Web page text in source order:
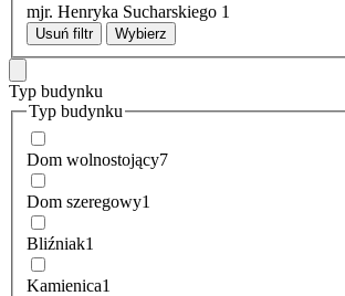
mjr. Henryka Sucharskiego 1
Usuń filtr Wybierz
Typ budynku
Typ budynku
Dom wolnostojący7
Dom szeregowy1
Bliźniak1
Kamienica1